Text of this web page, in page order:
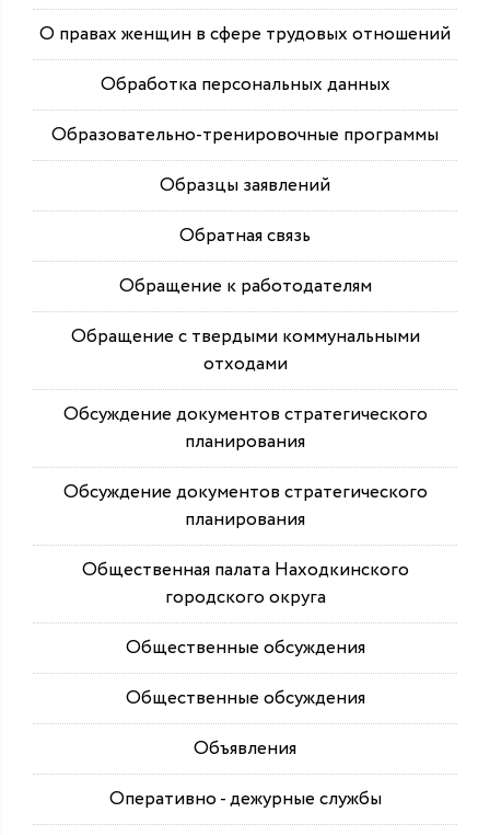
О правах женщин в сфере трудовых отношений
Обработка персональных данных
Образовательно-тренировочные программы
Образцы заявлений
Обратная связь
Обращение к работодателям
Обращение с твердыми коммунальными
отходами
Обсуждение документов стратегического
планирования
Обсуждение документов стратегического
планирования
Общественная палата Находкинского
городского округа
Общественные обсуждения
Общественные обсуждения
Объявления
Оперативно - дежурные службы